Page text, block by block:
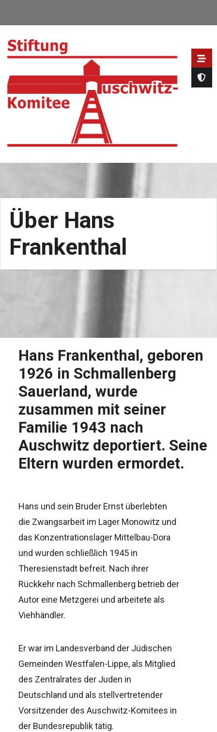
zum
Inhalt
Über Hans
Frankenthal
Hans Frankenthal, geboren
1926 in Schmallenberg
Sauerland, wurde
zusammen mit seiner
Familie 1943 nach
Auschwitz deportiert. Seine
Eltern wurden ermordet.
Hans und sein Bruder Ernst überlebten
die Zwangsarbeit im Lager Monowitz und
das Konzentrationslager Mittelbau-Dora
und wurden schließlich 1945 in
Theresienstadt befreit. Nach ihrer
Rückkehr nach Schmallenberg betrieb der
Autor eine Metzgerei und arbeitete als
Viehhändler.
Er war im Landesverband der Jüdischen
Gemeinden Westfalen-Lippe, als Mitglied
des Zentralrates der Juden in
Deutschland und als stellvertretender
Vorsitzender des Auschwitz-Komitees in
der Bundesrepublik tätig.